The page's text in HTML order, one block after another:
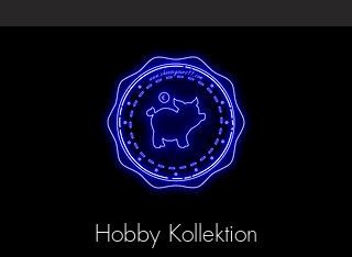
Hobby Kollektion